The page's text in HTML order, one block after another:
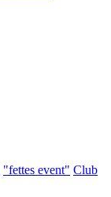
"fettes event" Club